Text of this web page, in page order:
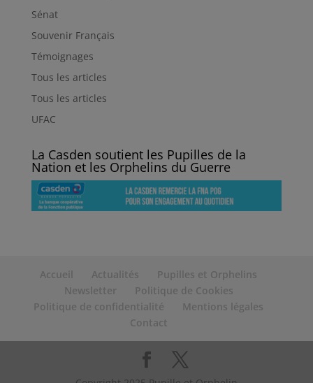
Sénat
Souvenir Français
Témoignages
Tous les articles
Tous les articles
UFAC
La Casden soutient les Pupilles de la
Nation et les Orphelins du Guerre
Accueil Actualités
Pupilles et Orphelins
Newsletter
Politique de Cookies
Politique de confidentialité
Mentions légales
Contact